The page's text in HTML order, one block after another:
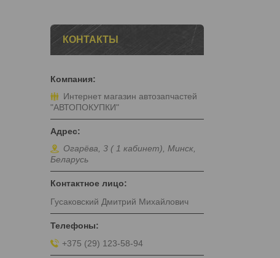
КОНТАКТЫ
Интернет магазин автозапчастей
"АВТОПОКУПКИ"
Огарёва, 3 ( 1 кабинет), Минск,
Беларусь
Гусаковский Дмитрий Михайлович
+375 (29) 123-58-94